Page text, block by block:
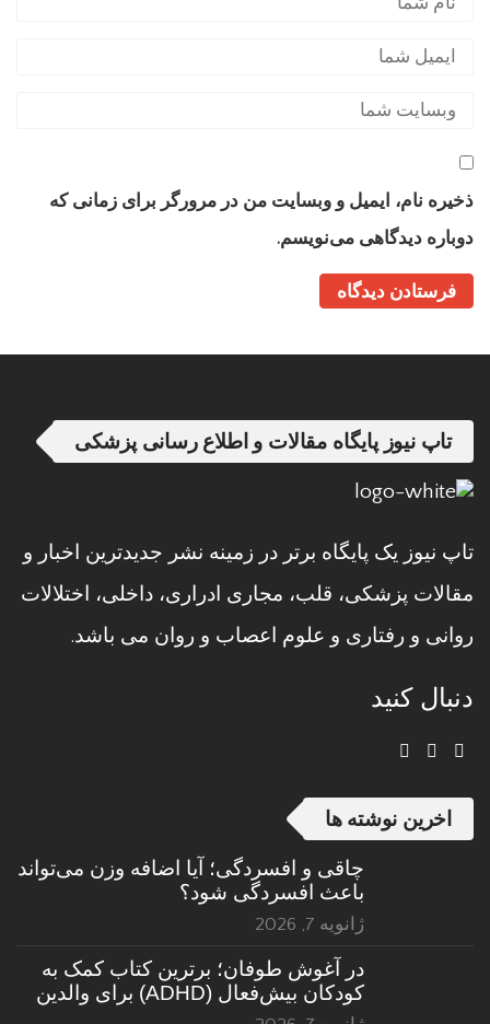
ذخیره نام، ایمیل و وبسایت من در مرورگر برای زمانی که
دوباره دیدگاهی می‌نویسم.
تاپ نیوز پایگاه مقالات و اطلاع رسانی پزشکی
تاپ نیوز یک پایگاه برتر در زمینه نشر جدیدترین اخبار و
مقالات پزشکی، قلب، مجاری ادراری، داخلی، اختلالات
روانی و رفتاری و علوم اعصاب و روان می باشد.
دنبال کنید
اخرین نوشته ها
چاقی و افسردگی؛ آیا اضافه وزن می‌تواند
باعث افسردگی شود؟
ژانویه 7, 2026
در آغوش طوفان؛ برترین کتاب کمک به
کودکان بیش‌فعال (ADHD) برای والدین